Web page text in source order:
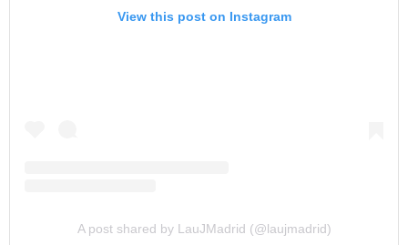
View this post on Instagram
A post shared by LauJMadrid (@laujmadrid)